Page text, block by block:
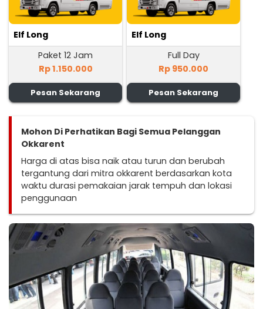
Elf Long
Paket 12 Jam
Rp 1.150.000
Pesan Sekarang
Elf Long
Full Day
Rp 950.000
Pesan Sekarang
Mohon Di Perhatikan Bagi Semua Pelanggan
Okkarent
Harga di atas bisa naik atau turun dan berubah
tergantung dari mitra okkarent berdasarkan kota
waktu durasi pemakaian jarak tempuh dan lokasi
penggunaan